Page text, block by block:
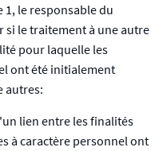
1, le responsable du
le traitement à une autre
pour laquelle les
ont été initialement
autres:
lien entre les finalités
à caractère personnel ont